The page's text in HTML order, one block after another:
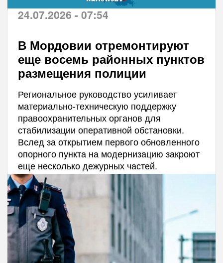
24.07.2026 - 07:54
В Мордовии отремонтируют
еще восемь районных пунктов
размещения полиции
Региональное руководство усиливает
материально-техническую поддержку
правоохранительных органов для
стабилизации оперативной обстановки.
Вслед за открытием первого обновленного
опорного пункта на модернизацию закроют
еще несколько дежурных частей.